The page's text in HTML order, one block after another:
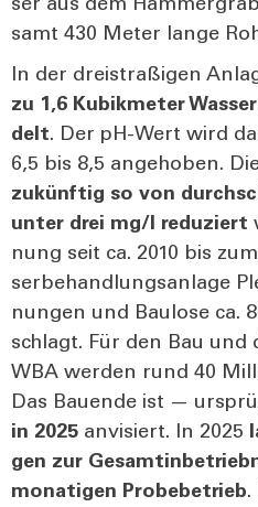
ser aus dem
samt 430 Meter lan­ge
In der drei­stra­ßi­gen
zu 1,6 Kubik­me­ter
delt. Der pH-Wert wird
6,5 bis 8,5 ange­ho­ben.
zukünf­tig so von
unter drei mg/l redu­ziert
nung seit ca. 2010 bis
ser­be­hand­lungs­an­la­ge
nun­gen und Bau­lo­se ca.
schlagt. Für den Bau und
WBA wer­den rund 40
Das Bau­en­de ist —
in 2025 anvi­siert. In 2025
gen zur
mo­na­ti­gen Pro­be­be­trieb.